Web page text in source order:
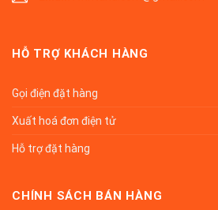
HỖ TRỢ KHÁCH HÀNG
Gọi điện đặt hàng
Xuất hoá đơn điện tử
Hỗ trợ đặt hàng
CHÍNH SÁCH BÁN HÀNG